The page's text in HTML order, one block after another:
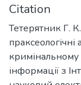
Citation
Тетерятник Г.
інформації з